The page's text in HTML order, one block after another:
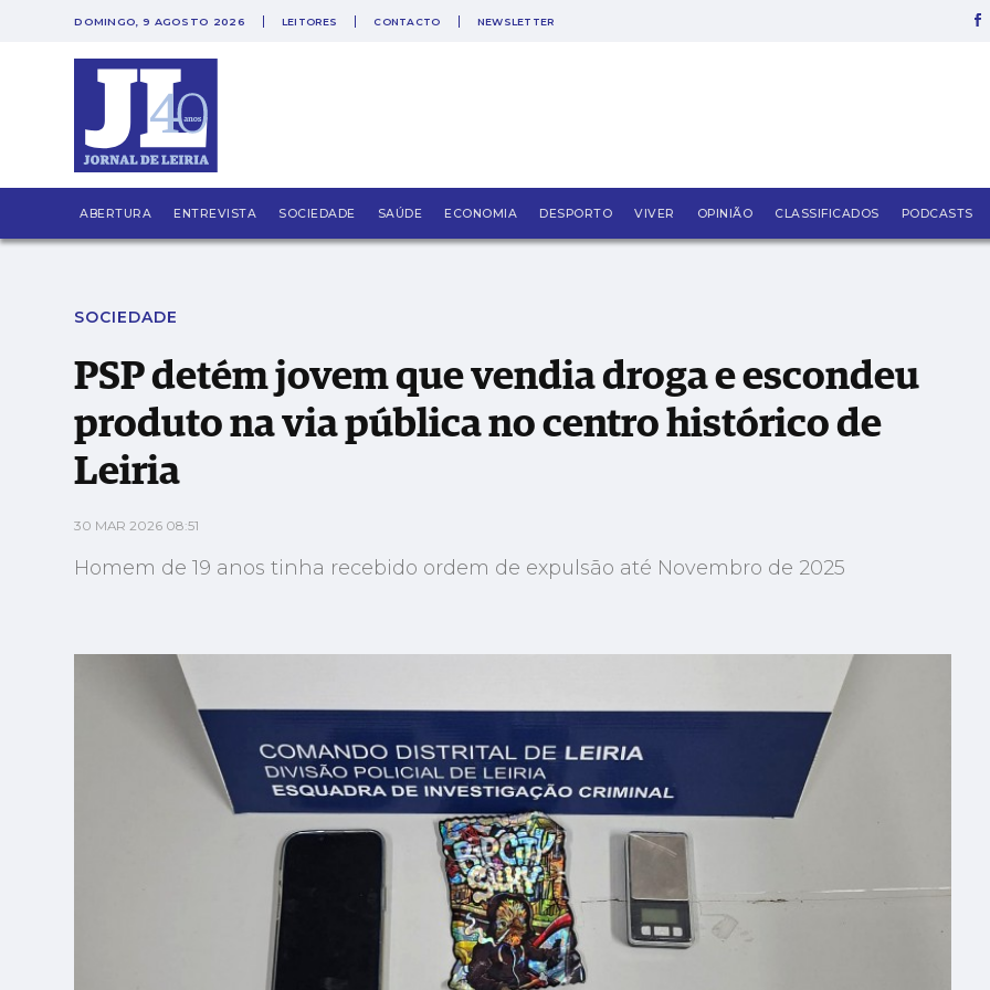
DOMINGO, 9 AGOSTO 2026 LEITORES CONTACTO NEWSLETTER
ABERTURA ENTREVISTA SOCIEDADE SAÚDE ECONOMIA DESPORTO VIVER OPINIÃO CLASSIFICADOS PODCASTS
PSP detém jovem que vendia droga e escondeu produto na via pública no centro histórico de
SOCIEDADE
PSP detém jovem que vendia droga e escondeu
produto na via pública no centro histórico de
Leiria
30 MAR 2026 08:51
Homem de 19 anos tinha recebido ordem de expulsão até Novembro de 2025